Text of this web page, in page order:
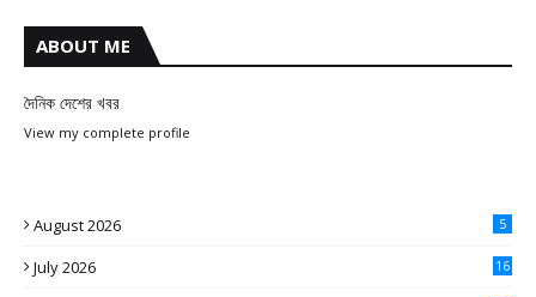
ABOUT ME
দৈনিক দেশের খবর
View my complete profile
August 2026 5
July 2026 16